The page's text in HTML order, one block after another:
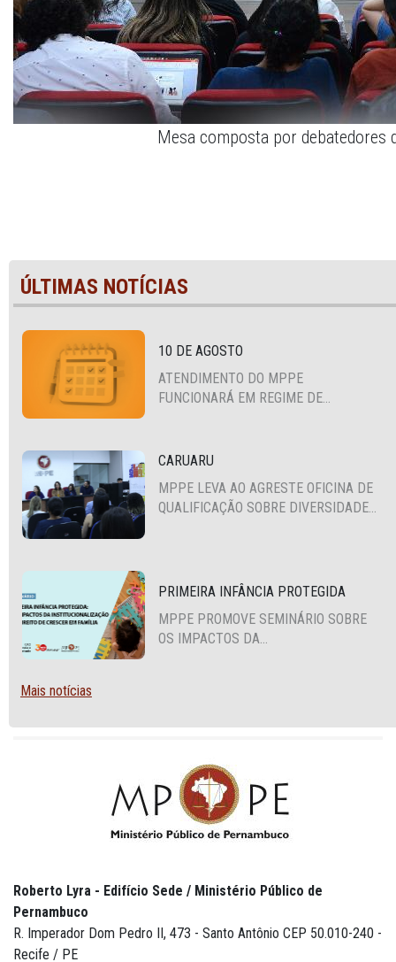
Mesa composta por debatedores
ÚLTIMAS NOTÍCIAS
10 DE AGOSTO
ATENDIMENTO DO MPPE
FUNCIONARÁ EM REGIME DE
CARUARU
MPPE LEVA AO AGRESTE OFICINA DE
QUALIFICAÇÃO SOBRE DIVERSIDADE
PRIMEIRA INFÂNCIA PROTEGIDA
MPPE PROMOVE SEMINÁRIO SOBRE
OS IMPACTOS DA
Mais notícias
Roberto Lyra - Edifício Sede / Ministério Público de
Pernambuco
R. Imperador Dom Pedro II, 473 - Santo Antônio CEP 50.010-240 -
Recife / PE